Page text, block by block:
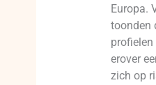
Europa.
toonden
profielen
erover
zich op